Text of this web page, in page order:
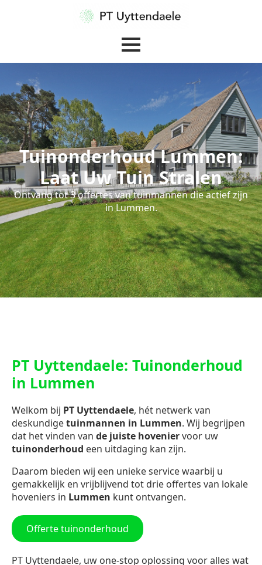
Tuinonderhoud Lummen:
Laat Uw Tuin Stralen
Ontvang tot 3 offertes van tuinmannen die actief zijn
in Lummen.
PT Uyttendaele: Tuinonderhoud
in Lummen
Welkom bij PT Uyttendaele, hét netwerk van
deskundigetuinmannen in Lummen. Wij begrijpen
dat het vinden van de juiste hoveniervoor uw
tuinonderhoud een uitdaging kan zijn.
Daarom bieden wij een unieke service waarbij u
gemakkelijk en vrijblijvend tot drie offertes van lokale
hoveniers in Lummen kunt ontvangen.
Offerte tuinonderhoud
PT Uyttendaele, uw one-stop oplossing voor alles wat